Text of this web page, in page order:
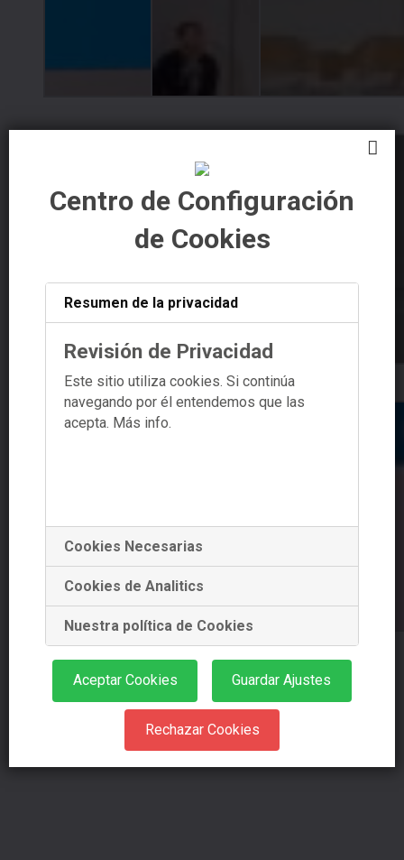
Centro de Configuración
de Cookies
Resumen de la privacidad
Revisión de Privacidad
Este sitio utiliza cookies. Si continúa
navegando por él entendemos que las
acepta. Más info.
Cookies Necesarias
Cookies de Analitics
Nuestra política de Cookies
Aceptar Cookies Guardar Ajustes
Rechazar Cookies